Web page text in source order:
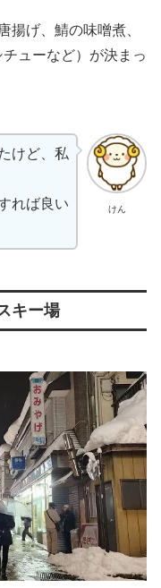
揚げ、鯖の味噌煮、
ューなど）が決まっ
けん
けど、私
れば良い
キー場